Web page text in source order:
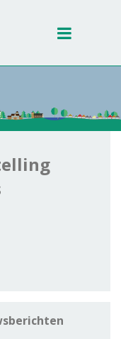
Toggle